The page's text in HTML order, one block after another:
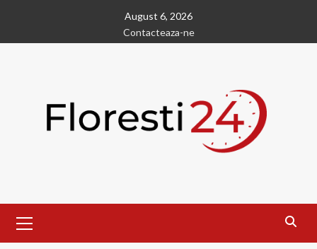
content
August 6, 2026
Contacteaza-ne
Menu